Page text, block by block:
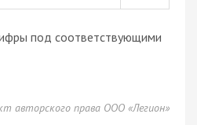
под соответствующими
авторского права ООО «Легион»